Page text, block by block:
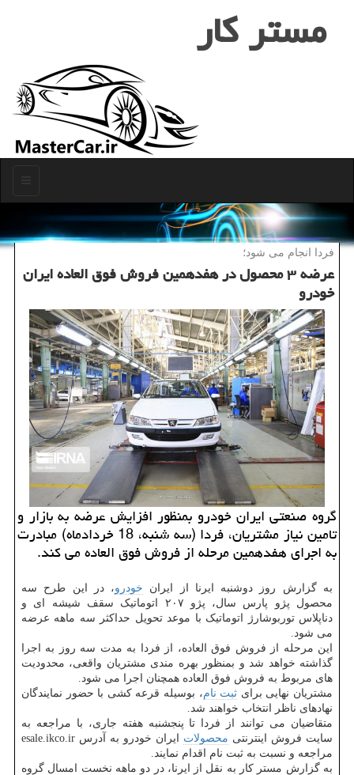
مستر كار
فردا انجام می شود؛
عرضه ۳ محصول در هفدهمین فروش فوق العاده ایران
خودرو
گروه صنعتی ایران خودرو بمنظور افزایش عرضه به بازار و
تامین نیاز مشتریان، فردا (سه شنبه، 18 خردادماه) مبادرت
به اجرای هفدهمین مرحله از فروش فوق العاده می کند.
به گزارش روز دوشنبه ایرنا از ایران خودرو، در این طرح سه
محصول پژو پارس سال، پژو ۲۰۷ اتوماتیک سقف شیشه ای و
دناپلاس توربوشارژ اتوماتیک با موعد تحویل حداکثر سه ماهه عرضه
می شود.
این مرحله از فروش فوق العاده، از فردا به مدت سه روز به اجرا
گذاشته خواهد شد و بمنظور بهره مندی مشتریان واقعی، محدودیت
های مربوط به فروش فوق العاده همچنان اجرا می شود.
مشتریان نهایی برای ثبت نام، بوسیله قرعه کشی با حضور نمایندگان
نهادهای ناظر انتخاب خواهند شد.
متقاضیان می توانند از فردا تا پنجشنبه هفته جاری، با مراجعه به
سایت فروش اینترنتی محصولات
ایران خودرو به آدرس esale.ikco.ir
مراجعه و نسبت به ثبت نام اقدام نمایند.
به گزارش مستر کار به نقل از ایرنا، در دو ماهه نخست امسال گروه